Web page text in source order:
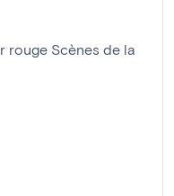
rouge Scènes de la